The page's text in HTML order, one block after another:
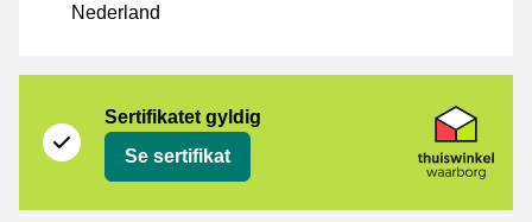
Nederland
Sertifikatet gyldig
Se sertifikat